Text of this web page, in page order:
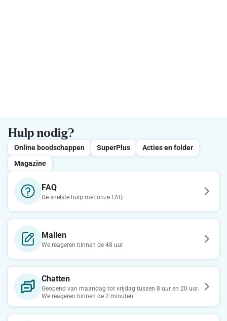
Hulp nodig?
Online boodschappen SuperPlus
Acties en folder
Magazine
FAQ
De snelste hulp met onze FAQ
Mailen
We reageren binnen de 48 uur
Chatten
Geopend van maandag tot vrijdag tussen 8 uur en 20 uur.
We reageren binnen de 2 minuten.